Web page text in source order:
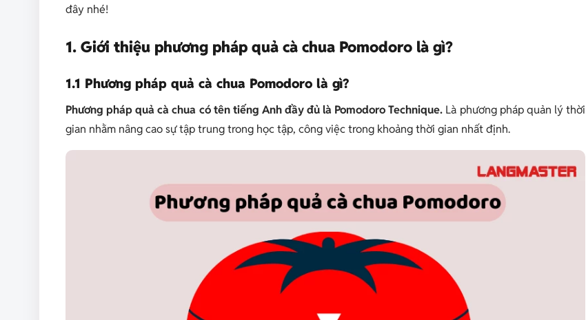
đây nhé!
1. Giới thiệu phương pháp quả cà chua Pomodoro là gì?
1.1 Phương pháp quả cà chua Pomodoro là gì?
Phương pháp quả cà chua có tên tiếng Anh đầy đủ là Pomodoro Technique. Là phương pháp quản lý thời
gian nhằm nâng cao sự tập trung trong học tập, công việc trong khoảng thời gian nhất định.